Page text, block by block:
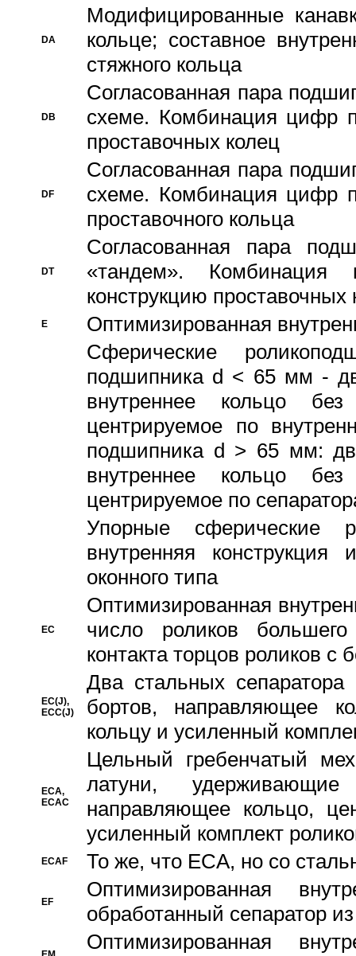
DA
Модифицированные
кольце; составное
стяжного кольца
DB
Согласованная пара
схеме. Комбинация цифр
проставочных колец
DF
Согласованная пара
схеме. Комбинация цифр
проставочного кольца
DT
Согласованная пара
«тандем».
конструкцию проставочных
E
Оптимизированная
Сферические
подшипника d < 65 мм -
внутреннее кольцо
центрируемое по
подшипника d > 65 мм:
внутреннее кольцо
центрируемое по
Упорные сферические
внутренняя
оконного типа
EC
Oптимизированная
число роликов
контакта торцов роликов с
EC(J),
ECC(J)
Два стальных сепаратора
бортов, направляющее
кольцу и усиленный
ECA,
ECAC
Цельный гребенчатый
латуни,
направляющее кольцо,
усиленный комплект
ECAF То же, что ECA, но со
EF
Оптимизированная
обработанный сепаратор
Оптимизированная